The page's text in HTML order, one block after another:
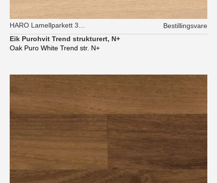
HARO Lamellparkett 3-stav
Bestillingsvare
Eik Purohvit Trend strukturert, N+
Oak Puro White Trend str. N+